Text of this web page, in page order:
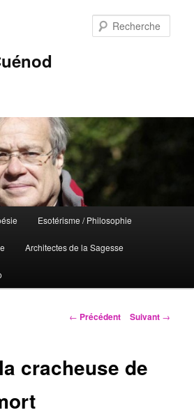
Esotérisme / Philosophie
Architectes de la Sagesse
Navigation
← Précédent Suivant →
cracheuse de